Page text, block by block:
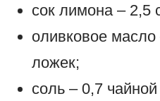
сок лимона – 2,5
оливковое
ложек;
соль – 0,7